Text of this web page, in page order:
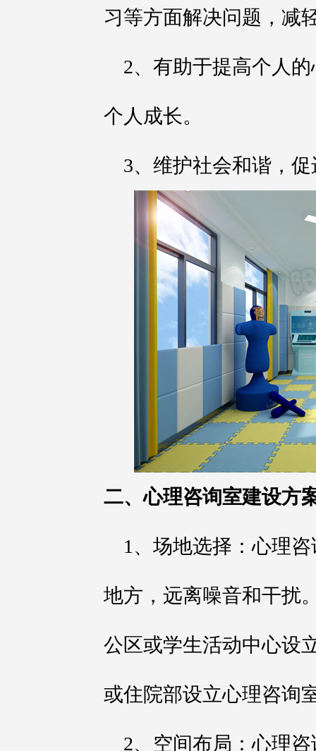
习等方面解决问题，减
2、有助于提高个人
个人成长。
3、维护社会和谐，
二、心理咨询室建设方
1、场地选择：心理
地方，远离噪音和干扰
公区或学生活动中心设
或住院部设立心理咨询
2、空间布局：心理